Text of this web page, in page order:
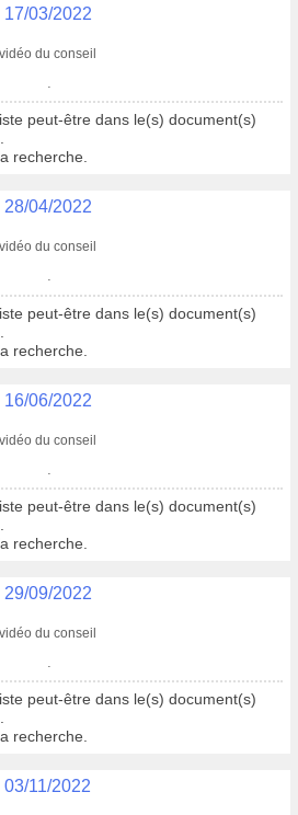
03/2022
du conseil
peut-être dans le(s) document(s)
recherche.
04/2022
du conseil
peut-être dans le(s) document(s)
recherche.
06/2022
du conseil
le procès-verbal
peut-être dans le(s) document(s)
recherche.
09/2022
du conseil
le procès-verbal
peut-être dans le(s) document(s)
recherche.
11/2022